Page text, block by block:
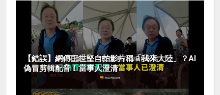
【錯誤】網傳王世堅自拍影片稱「我來大陸」？AI
偽冒剪輯配音！當事人澄清